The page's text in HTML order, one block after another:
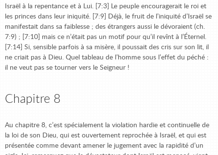
Israël à la repentance et à Lui. [7:3] Le peuple encouragerait le roi et
les princes dans leur iniquité. [7:9] Déjà, le fruit de l’iniquité d’Israël se
manifestait dans sa faiblesse ; des étrangers aussi le dévoraient (ch.
7:9) ; [7:10] mais ce n’était pas un motif pour qu’il revînt à l’Éternel.
[7:14] Si, sensible parfois à sa misère, il poussait des cris sur son lit, il
ne criait pas à Dieu. Quel tableau de l’homme sous l’effet du péché :
il ne veut pas se tourner vers le Seigneur !
Chapitre 8
Au chapitre 8, c’est spécialement la violation hardie et continuelle de
la loi de son Dieu, qui est ouvertement reprochée à Israël, et qui est
présentée comme devant amener le jugement avec la rapidité d’un